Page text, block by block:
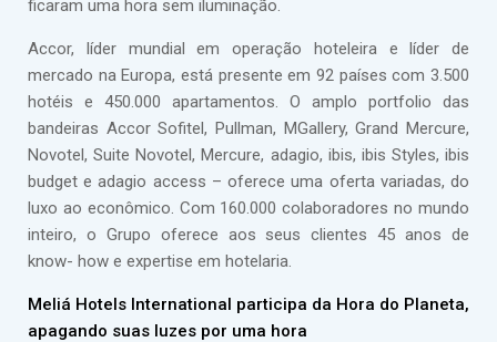
ficaram uma hora sem iluminação.
Accor, líder mundial em operação hoteleira e líder de
mercado na Europa, está presente em 92 países com 3.500
hotéis e 450.000 apartamentos. O amplo portfolio das
bandeiras Accor Sofitel, Pullman, MGallery, Grand Mercure,
Novotel, Suite Novotel, Mercure, adagio, ibis, ibis Styles, ibis
budget e adagio access – oferece uma oferta variadas, do
luxo ao econômico. Com 160.000 colaboradores no mundo
inteiro, o Grupo oferece aos seus clientes 45 anos de
know- how e expertise em hotelaria.
Meliá Hotels International participa da Hora do Planeta,
apagando suas luzes por uma hora